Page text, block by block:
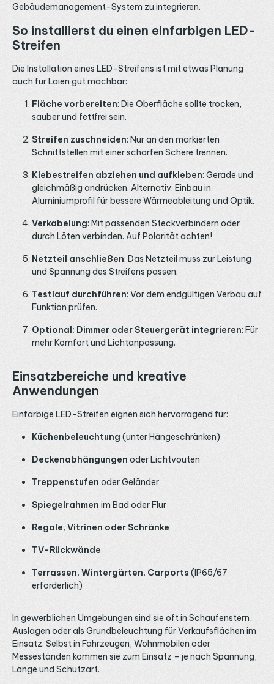
Gebäudemanagement-System zu integrieren.
So installierst du einen einfarbigen LED-
Streifen
Die Installation eines LED-Streifens ist mit etwas Planung
auch für Laien gut machbar:
Fläche vorbereiten: Die Oberfläche sollte trocken,
sauber und fettfrei sein.
Streifen zuschneiden: Nur an den markierten
Schnittstellen mit einer scharfen Schere trennen.
Klebestreifen abziehen und aufkleben: Gerade und
gleichmäßig andrücken. Alternativ: Einbau in
Aluminiumprofil für bessere Wärmeableitung und Optik.
Verkabelung: Mit passenden Steckverbindern oder
durch Löten verbinden. Auf Polarität achten!
Netzteil anschließen: Das Netzteil muss zur Leistung
und Spannung des Streifens passen.
Testlauf durchführen: Vor dem endgültigen Verbau auf
Funktion prüfen.
Optional: Dimmer oder Steuergerät integrieren: Für
mehr Komfort und Lichtanpassung.
Einsatzbereiche und kreative
Anwendungen
Einfarbige LED-Streifen eignen sich hervorragend für:
Küchenbeleuchtung (unter Hängeschränken)
Deckenabhängungen oder Lichtvouten
Treppenstufen oder Geländer
Spiegelrahmen im Bad oder Flur
Regale, Vitrinen oder Schränke
TV-Rückwände
Terrassen, Wintergärten, Carports (IP65/67
erforderlich)
In gewerblichen Umgebungen sind sie oft in Schaufenstern,
Auslagen oder als Grundbeleuchtung für Verkaufsflächen im
Einsatz. Selbst in Fahrzeugen, Wohnmobilen oder
Messeständen kommen sie zum Einsatz – je nach Spannung,
Länge und Schutzart.